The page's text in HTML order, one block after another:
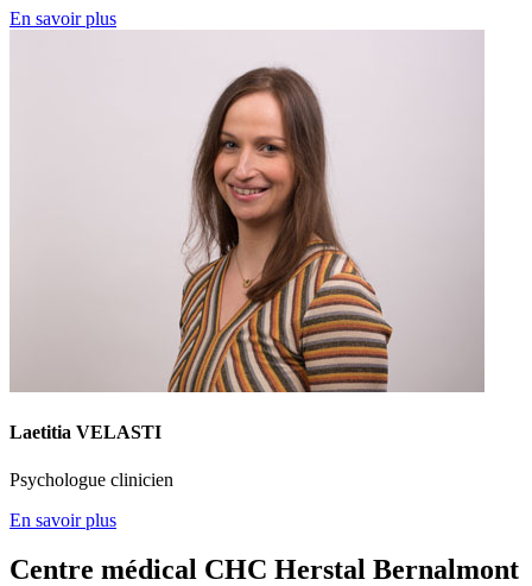
En savoir plus
Laetitia VELASTI
Psychologue clinicien
En savoir plus
Centre médical CHC Herstal Bernalmont